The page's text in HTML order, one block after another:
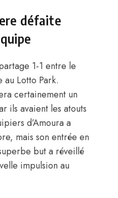
défaite
1-1 entre le
au Lotto Park.
certainement un
ils avaient les atouts
d’Amoura a
mais son entrée en
but a réveillé
impulsion au